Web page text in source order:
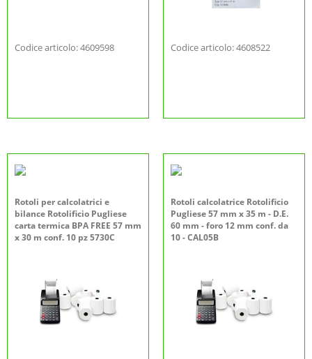
Codice articolo: 4609598 Codice articolo: 4608522
Rotoli per calcolatrici e
bilance Rotolificio Pugliese
carta termica BPA FREE 57 mm
x 30 m conf. 10 pz 5730C
Rotoli calcolatrice Rotolificio
Pugliese 57 mm x 35 m - D.E.
60 mm - foro 12 mm conf. da
10 - CAL05B